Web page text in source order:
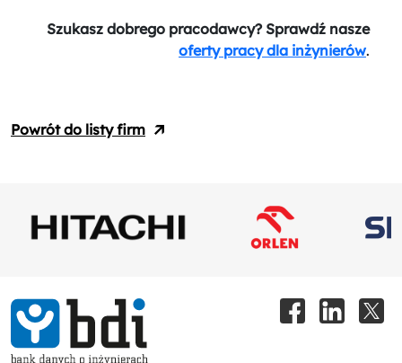
Szukasz dobrego pracodawcy? Sprawdź nasze
oferty pracy dla inżynierów.
Powrót do listy firm